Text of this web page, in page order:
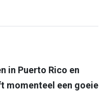
link
in Puerto Rico en
momenteel een goeie